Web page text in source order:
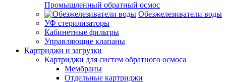
Промышленный обратный осмос
Обезжелезиватели воды
УФ стерилизаторы
Кабинетные фильтры
Управляющие клапаны
Картриджи и загрузки
Картриджи для систем обратного осмоса
Мембраны
Отдельные картриджи